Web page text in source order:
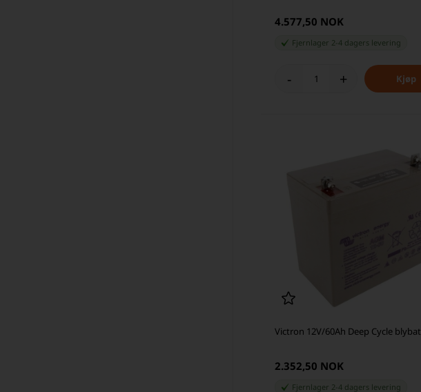
4.577,50 NOK
Fjernlager 2-4 dagers levering
- +
Victron 12V/60Ah Deep Cycle
2.352,50 NOK
Fjernlager 2-4 dagers levering